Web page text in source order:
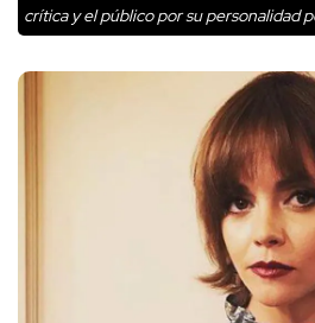
crítica y el público por su personalidad